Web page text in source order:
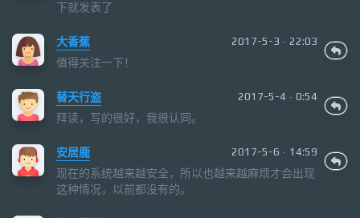
下就发表了
大香蕉 2017-5-3 · 22:03
值得关注一下！
替天行盗 2017-5-4 · 0:54
拜读，写的很好，我很认同。
安居鹿 2017-5-6 · 14:59
现在的系统越来越安全，所以也越来越麻烦才会出现
这种情况，以前都没有的。